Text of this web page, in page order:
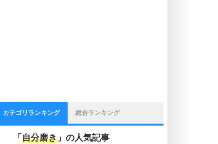
カテゴリランキング 総合ランキング
「 自分磨き 」の人気記事